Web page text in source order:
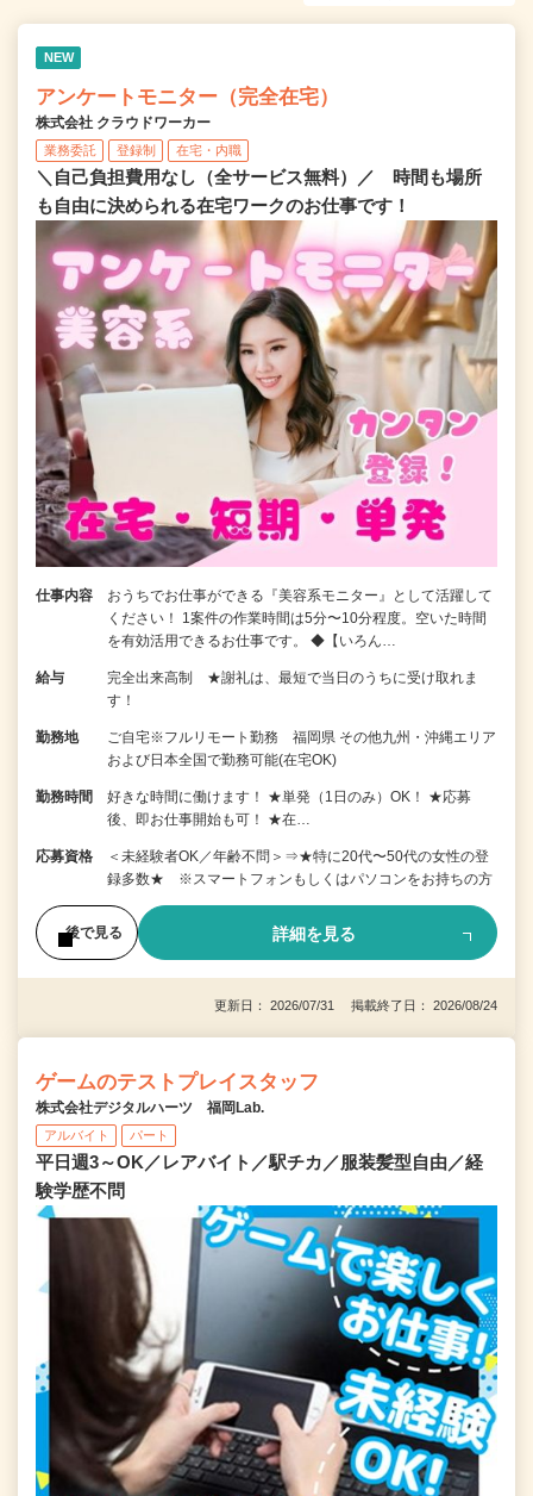
NEW
アンケートモニター（完全在宅）
株式会社 クラウドワーカー
業務委託 登録制 在宅・内職
＼自己負担費用なし（全サービス無料）／ 時間も場所
も自由に決められる在宅ワークのお仕事です！
仕事内容
おうちでお仕事ができる『美容系モニター』として活躍して
ください！ 1案件の作業時間は5分〜10分程度。空いた時間
を有効活用できるお仕事です。 ◆【いろん…
給与
完全出来高制 ★謝礼は、最短で当日のうちに受け取れま
す！
勤務地
ご自宅※フルリモート勤務 福岡県 その他九州・沖縄エリア
および日本全国で勤務可能(在宅OK)
勤務時間
好きな時間に働けます！ ★単発（1日のみ）OK！ ★応募
後、即お仕事開始も可！ ★在…
応募資格
＜未経験者OK／年齢不問＞⇒★特に20代〜50代の女性の登
録多数★ ※スマートフォンもしくはパソコンをお持ちの方
後で見る 詳細を見る
更新日： 2026/07/31 掲載終了日： 2026/08/24
ゲームのテストプレイスタッフ
株式会社デジタルハーツ 福岡Lab.
アルバイト パート
平日週3～OK／レアバイト／駅チカ／服装髪型自由／経
験学歴不問